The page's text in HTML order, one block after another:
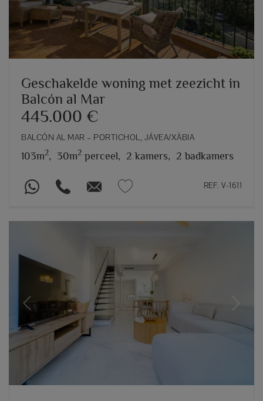
Geschakelde woning met zeezicht in
Balcón al Mar
445.000 €
BALCÓN AL MAR – PORTICHOL, JÁVEA/XÀBIA
103m2, 30m2 perceel, 2 kamers, 2 badkamers
REF. V-1611
Previous Next